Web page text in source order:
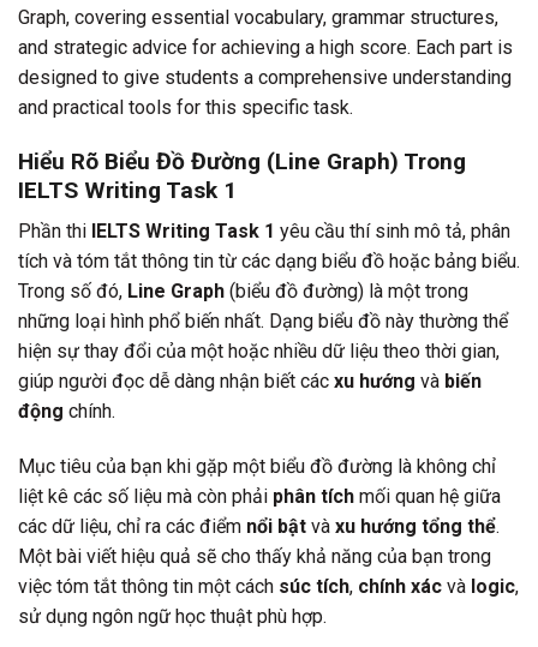
Hiểu Rõ Biểu Đồ Đường (Line Graph) Trong
IELTS Writing Task 1
Phần thi IELTS Writing Task 1 yêu cầu thí sinh mô tả, phân
tích và tóm tắt thông tin từ các dạng biểu đồ hoặc bảng biểu.
Trong số đó, Line Graph (biểu đồ đường) là một trong
những loại hình phổ biến nhất. Dạng biểu đồ này thường thể
hiện sự thay đổi của một hoặc nhiều dữ liệu theo thời gian,
giúp người đọc dễ dàng nhận biết các xu hướng và biến
động chính.
Mục tiêu của bạn khi gặp một biểu đồ đường là không chỉ
liệt kê các số liệu mà còn phải phân tích mối quan hệ giữa
các dữ liệu, chỉ ra các điểm nổi bật và xu hướng tổng thể.
Một bài viết hiệu quả sẽ cho thấy khả năng của bạn trong
việc tóm tắt thông tin một cách súc tích, chính xác và logic,
sử dụng ngôn ngữ học thuật phù hợp.